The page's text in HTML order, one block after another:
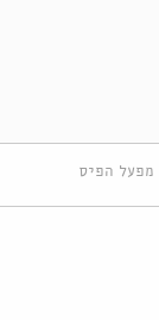
מפעל הפיס